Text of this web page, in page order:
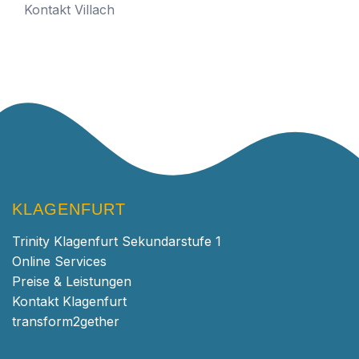
Kontakt Villach
KLAGENFURT
Trinity Klagenfurt Sekundarstufe 1
Online Services
Preise & Leistungen
Kontakt Klagenfurt
transform2gether